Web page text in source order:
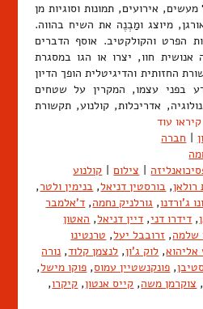
אירועים, תמונות וסוגיות מן
מיוצג ומַבְנֶה את השיח בהווה.
הפרט והקולקטיב. אוסף הדברים
אנושית חוו, יצרו או הגו במסגרת
החזותית והדיגיטלית הופך הדיון
בפני עצמו, המקרין על שטחים
אדריכלות, קולנוע, תקשורת
קיראו עוד
חברה
צילום
קולנוע
, בורסטין דניאל, בנימין ולטר,
ג'ורדנו, גורלניק נחמה, ד'אלמבר
, דידרו דני, דיין דניאל, האטון
שלמה, זרובבל יעל, טרנטינו
אליהוא, לוק ג'ון, לנצמן קלוד, נורה
, פונקנשטיין עמוס, פוקו מישל,
צוקרמן משה, קייס אנטון, קיקרו,